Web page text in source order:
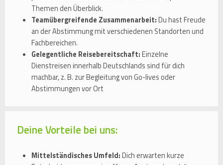
Themen den Überblick.
Teamübergreifende Zusammenarbeit:Du hast Freude
an der Abstimmung mit verschiedenen Standorten und
Fachbereichen.
Gelegentliche Reisebereitschaft:Einzelne
Dienstreisen innerhalb Deutschlands sind für dich
machbar, z. B. zur Begleitung von Go-lives oder
Abstimmungen vor Ort
Deine Vorteile bei uns:
Mittelständisches Umfeld:Dich erwarten kurze